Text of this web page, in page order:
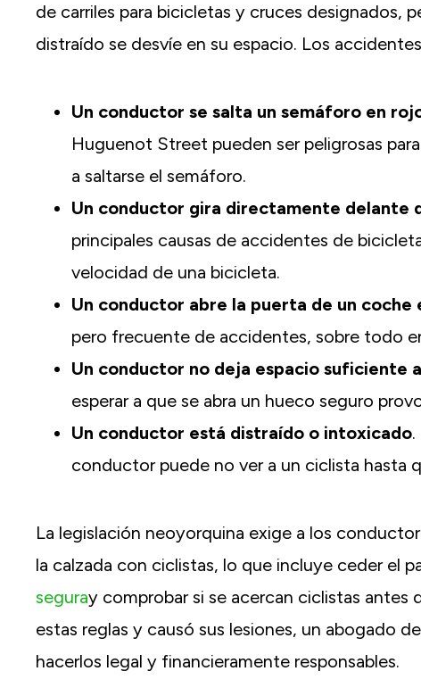
de carriles para bicicletas y cruces designados,
distraído se desvíe en su espacio. Los
Un conductor se salta un semáforo en
Huguenot Street pueden ser peligrosas
a saltarse el semáforo.
Un conductor gira directamente delante
principales causas de accidentes de
velocidad de una bicicleta.
Un conductor abre la puerta de un coche
pero frecuente de accidentes, sobre todo
Un conductor no deja espacio suficiente
esperar a que se abra un hueco seguro
Un conductor está distraído o intoxicado
conductor puede no ver a un ciclista hasta
La legislación neoyorquina exige a los
la calzada con ciclistas, lo que incluye ceder el
seguray comprobar si se acercan ciclistas
estas reglas y causó sus lesiones, un abogado
hacerlos legal y financieramente responsables.